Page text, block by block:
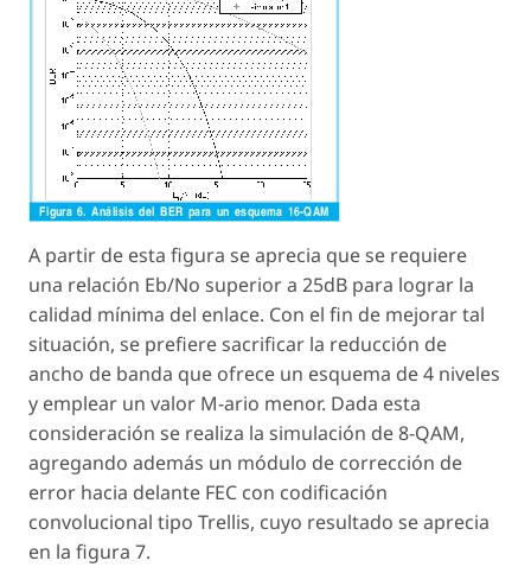
A partir de esta figura se aprecia que se requiere
una relación Eb/No superior a 25dB para lograr la
calidad mínima del enlace. Con el fin de mejorar tal
situación, se prefiere sacrificar la reducción de
ancho de banda que ofrece un esquema de 4 niveles
y emplear un valor M-ario menor. Dada esta
consideración se realiza la simulación de 8-QAM,
agregando además un módulo de corrección de
error hacia delante FEC con codificación
convolucional tipo Trellis, cuyo resultado se aprecia
en la figura 7.